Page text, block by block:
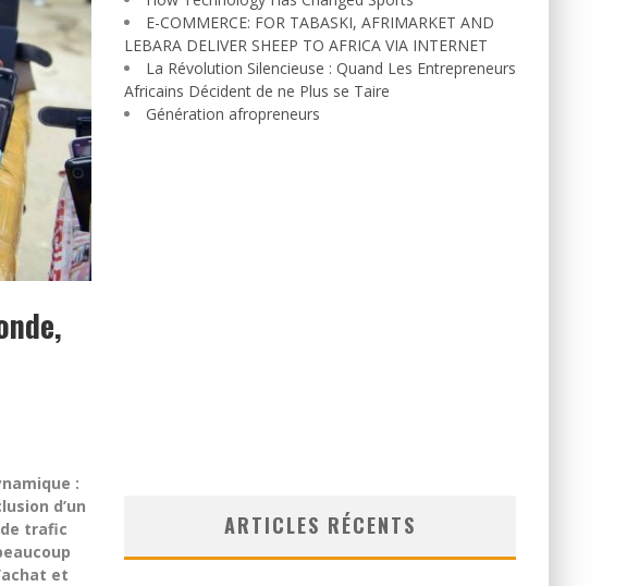
:
d’un
trafic
et
E-COMMERCE: FOR TABASKI, AFRIMARKET AND
LEBARA DELIVER SHEEP TO AFRICA VIA INTERNET
La Révolution Silencieuse : Quand Les Entrepreneurs
Africains Décident de ne Plus se Taire
Génération afropreneurs
ARTICLES RÉCENTS